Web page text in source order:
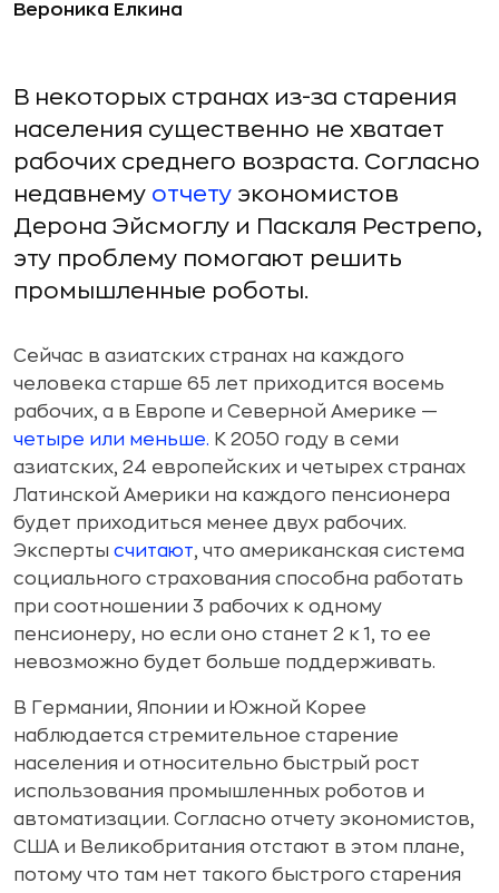
Вероника Елкина
В некоторых странах из-за старения
населения существенно не хватает
рабочих среднего возраста. Согласно
недавнему отчету экономистов
Дерона Эйсмоглу и Паскаля Рестрепо,
эту проблему помогают решить
промышленные роботы.
Сейчас в азиатских странах на каждого
человека старше 65 лет приходится восемь
рабочих, а в Европе и Северной Америке —
четыре или меньше. К 2050 году в семи
азиатских, 24 европейских и четырех странах
Латинской Америки на каждого пенсионера
будет приходиться менее двух рабочих.
Эксперты считают, что американская система
социального страхования способна работать
при соотношении 3 рабочих к одному
пенсионеру, но если оно станет 2 к 1, то ее
невозможно будет больше поддерживать.
В Германии, Японии и Южной Корее
наблюдается стремительное старение
населения и относительно быстрый рост
использования промышленных роботов и
автоматизации. Согласно отчету экономистов,
США и Великобритания отстают в этом плане,
потому что там нет такого быстрого старения